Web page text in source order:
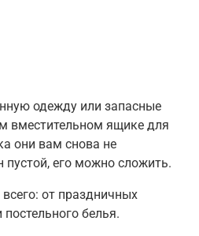
одежду или запасные
вместительном ящике для
они вам снова не
пустой, его можно сложить.
от праздничных
белья.